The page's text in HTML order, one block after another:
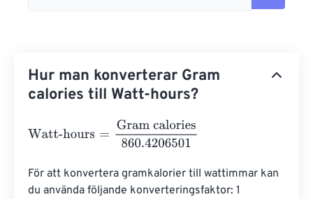
Hur man konverterar Gram
calories till Watt-hours?
Watt-hours Gram calories860.4206501
För att konvertera gramkalorier till wattimmar kan
du använda följande konverteringsfaktor: 1